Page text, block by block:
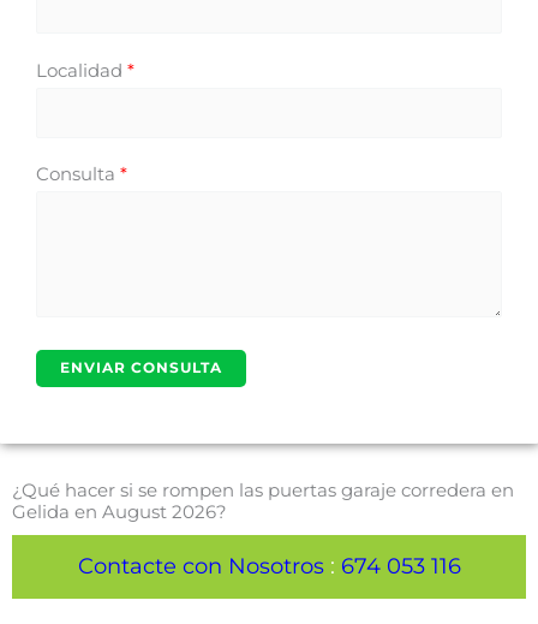
Localidad *
Consulta *
¿Qué hacer si se rompen las puertas garaje corredera en
Gelida en August 2026?
Contacte con Nosotros: 674 053 116